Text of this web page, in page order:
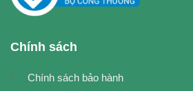
Chính sách
Chính sách bảo hành